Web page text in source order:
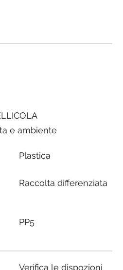
e ambiente
Plastica
Raccolta differenziata
PP5
Verifica le dispozioni